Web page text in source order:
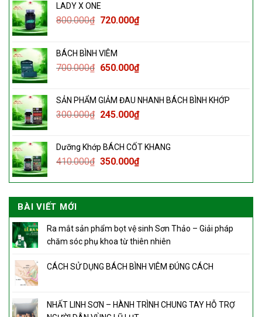
LADY X ONE
800.000₫ 720.000₫
BÁCH BÌNH VIÊM
700.000₫ 650.000₫
SẢN PHẨM GIẢM ĐAU NHANH BÁCH BÌNH KHỚP
300.000₫ 245.000₫
Dưỡng Khớp BÁCH CỐT KHANG
410.000₫ 350.000₫
BÀI VIẾT MỚI
Ra mắt sản phẩm bọt vệ sinh Sơn Thảo – Giải pháp
chăm sóc phụ khoa từ thiên nhiên
CÁCH SỬ DỤNG BÁCH BÌNH VIÊM ĐÚNG CÁCH
NHẤT LINH SƠN – HÀNH TRÌNH CHUNG TAY HỖ TRỢ